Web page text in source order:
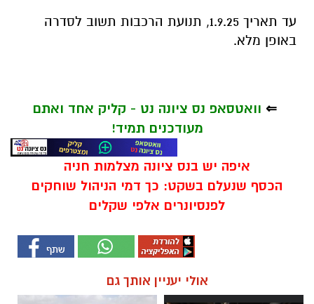
עד תאריך 1.9.25, תנועת הרכבות תשוב לסדרה
באופן מלא.
⇐ וואטסאפ נס ציונה נט - קליק אחד ואתם
מעודכנים תמיד!
איפה יש בנס ציונה מצלמות חניה
הכסף שנעלם בשקט: כך דמי הניהול שוחקים
לפנסיונרים אלפי שקלים
אולי יעניין אותך גם